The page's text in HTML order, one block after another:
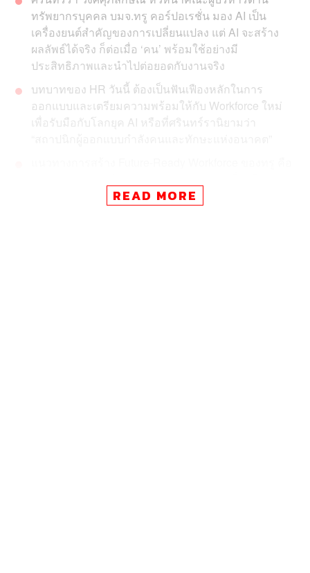
ทรัพยากรบุคคล บมจ.ทรู คอร์ปอเรชั่น มอง AI เป็น
เครื่องยนต์สำคัญของการเปลี่ยนแปลง แต่ AI จะสร้าง
ผลลัพธ์ได้จริง ก็ต่อเมื่อ ‘คน’ พร้อมใช้อย่างมี
ประสิทธิภาพและนำไปต่อยอดกับงานจริง
บทบาทของ HR วันนี้ ต้องเป็นฟันเฟืองหลักในการ
ออกแบบและเตรียมความพร้อมให้กับ Workforce ใหม่
เพื่อรับมือกับโลกยุค AI หรือที่ศรินทร์รานิยามว่า
ได้แก่ Data Analytics, Skills และ Focus Group รับฟัง
READ MORE